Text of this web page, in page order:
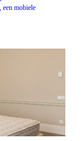
een mobiele